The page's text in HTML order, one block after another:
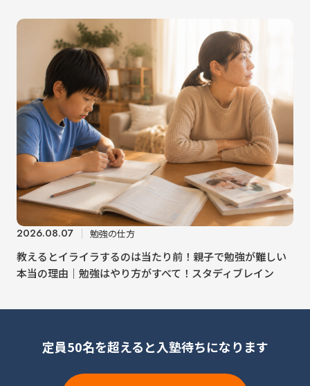
2026.08.07 勉強の仕方
教えるとイライラするのは当たり前！親子で勉強が難しい
本当の理由｜勉強はやり方がすべて！スタディブレイン
定員50名を超えると入塾待ちになります